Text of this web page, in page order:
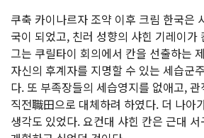
쿠축 카이나르자 조약 이후 크림 한국은
국이 되었고, 친러 성향의 샤힌 기레이가
그는 쿠릴타이 회의에서 칸을 선출하는
자신의 후계자를 지명할 수 있는 세습군
다. 또 부족장들의 세습영지를 없애고,
직전職田으로 대체하려 하였다. 더 나아
생각도 있었다. 요컨대 샤힌 칸은 근대